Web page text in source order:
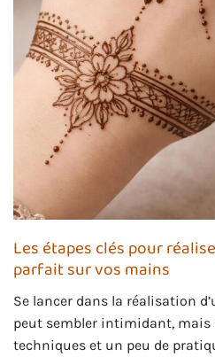
Les étapes clés pour
parfait sur vos mains
Se lancer dans la réalisation
peut sembler intimidant, mais
techniques et un peu de